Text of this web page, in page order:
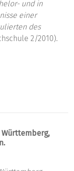
und in
einer
des
2/2010).